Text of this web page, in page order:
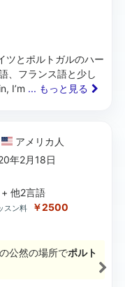
ツとポルトガルのハー
、フランス語と少し
I’m ... もっと見る
アメリカ 人
年2月18日
他2言語
スン料 ￥2500
公然の場所でポルト